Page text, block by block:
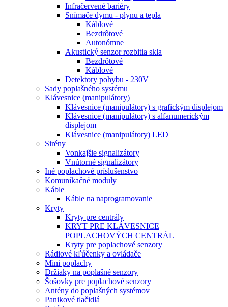
Infračervené bariéry
Snímače dymu - plynu a tepla
Káblové
Bezdrôtové
Autonómne
Akustický senzor rozbitia skla
Bezdrôtové
Káblové
Detektory pohybu - 230V
Sady poplašného systému
Klávesnice (manipulátory)
Klávesnice (manipulátory) s grafickým displejom
Klávesnice (manipulátory) s alfanumerickým
displejom
Klávesnice (manipulátory) LED
Sirény
Vonkajšie signalizátory
Vnútorné signalizátory
Iné poplachové príslušenstvo
Komunikačné moduly
Káble
Káble na naprogramovanie
Kryty
Kryty pre centrály
KRYT PRE KLÁVESNICE
POPLACHOVÝCH CENTRÁL
Kryty pre poplachové senzory
Rádiové kľúčenky a ovládače
Mini poplachy
Držiaky na poplašné senzory
Šošovky pre poplachové senzory
Antény do poplašných systémov
Panikové tlačidlá